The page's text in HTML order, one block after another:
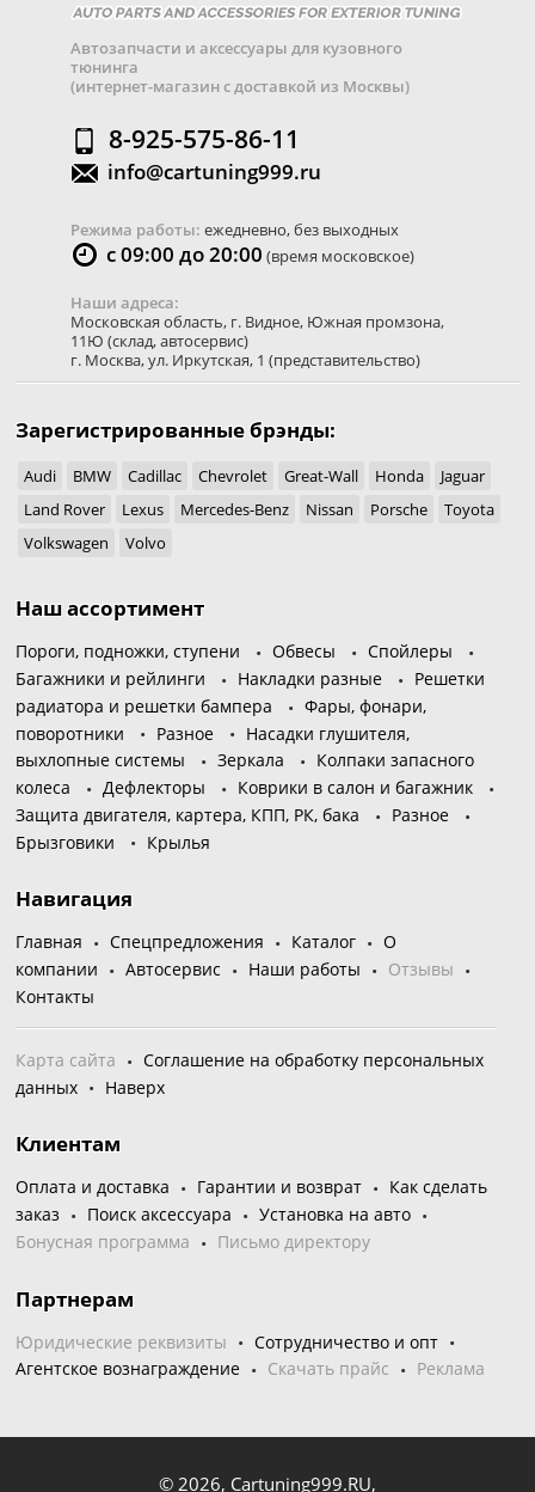
Автозапчасти и аксессуары для кузовного
тюнинга
(интернет-магазин с доставкой из Москвы)
8-925-575-86-11
info@cartuning999.ru
Режима работы: ежедневно, без выходных
с 09:00 до 20:00 (время московское)
Наши адреса:
Московская область, г. Видное, Южная промзона,
11Ю (склад, автосервис)
г. Москва,ул. Иркутская, 1 (представительство)
Зарегистрированные брэнды:
Audi BMW Cadillac Chevrolet Great-Wall Honda
Jaguar
Land Rover
Lexus Mercedes-Benz Nissan Porsche
Toyota
Volkswagen
Volvo
Наш ассортимент
Пороги, подножки, ступени Обвесы
Спойлеры
Багажники и рейлинги
Накладки разные
Решетки
радиатора и решетки бампера
Фары, фонари,
поворотники
Разное
Насадки глушителя,
выхлопные системы
Зеркала
Колпаки запасного
колеса
Дефлекторы
Коврики в салон и багажник
Защита двигателя, картера, КПП, РК, бака
Разное
Брызговики
Крылья
Навигация
Главная Спецпредложения Каталог
О
компании
Автосервис Наши работы
Отзывы
Контакты
Карта сайта
Соглашение на обработку персональных
данных
Наверх
Клиентам
Оплата и доставка Гарантии и возврат
Как сделать
заказ
Поиск аксессуара
Установка на авто
Бонусная программа
Письмо директору
Партнерам
Юридические реквизиты
Сотрудничество и опт
Агентское вознаграждение
Скачать прайс Реклама
© 2026, Cartuning999.RU,